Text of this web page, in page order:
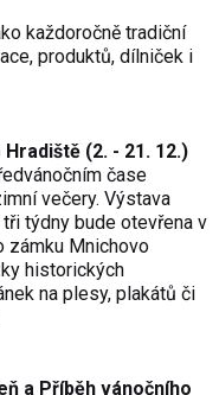
každoročně tradiční
produktů, dílniček i
(2. - 21. 12.)
čase
večery. Výstava
týdny bude otevřena v
zámku Mnichovo
historických
na plesy, plakátů či
a Příběh vánočního